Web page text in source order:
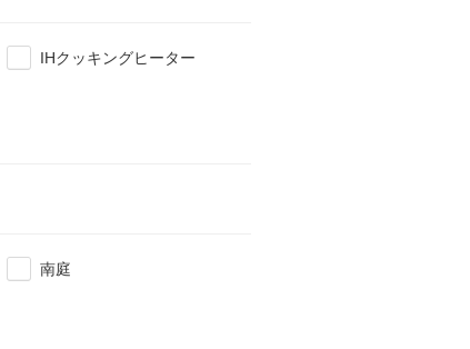
IHクッキングヒーター
南庭